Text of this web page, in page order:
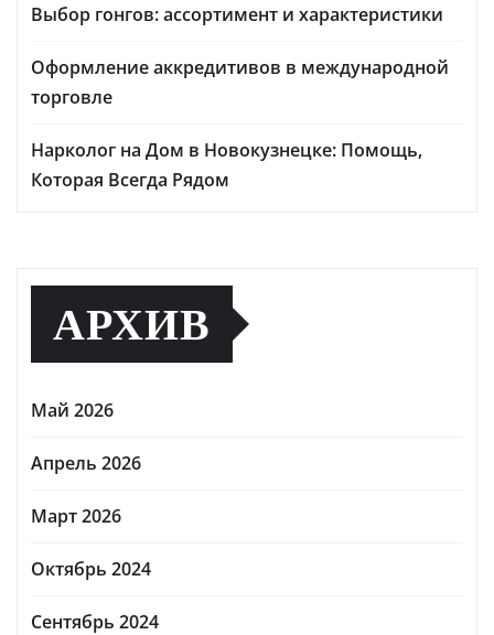
Выбор гонгов: ассортимент и характеристики
Оформление аккредитивов в международной
торговле
Нарколог на Дом в Новокузнецке: Помощь,
Которая Всегда Рядом
АРХИВ
Май 2026
Апрель 2026
Март 2026
Октябрь 2024
Сентябрь 2024